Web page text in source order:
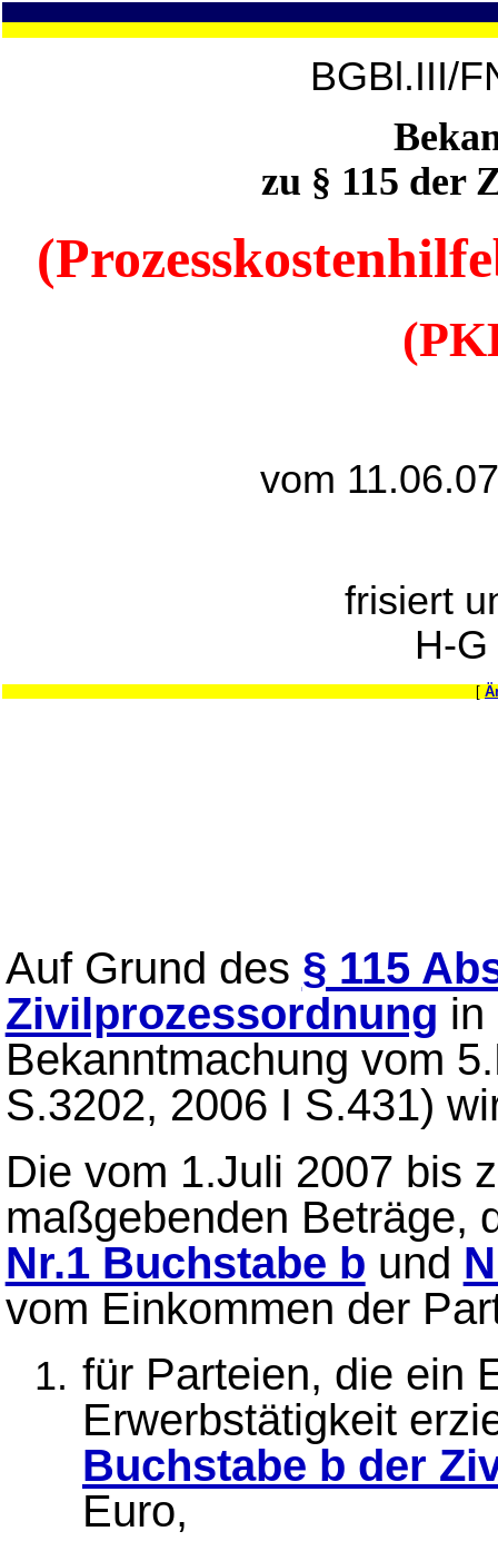
BGBl.III/
zu § 115 der
vom
frisiert
H-
[
Auf Grund des § 115
Zivilprozessordnung in
Bekanntmachung vom
S.3202, 2006 I S.431)
Die vom 1.Juli 2007 bis
maßgebenden Beträge,
Nr.1 Buchstabe b und
vom Einkommen der
für Parteien, die ein
Erwerbstätigkeit
Buchstabe b der
Euro,